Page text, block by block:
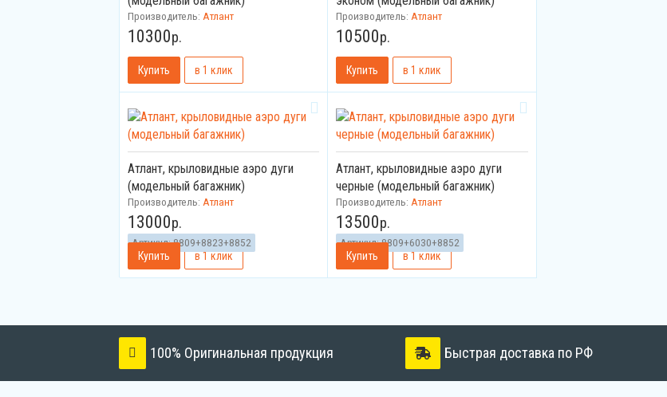
Производитель: Атлант
10300р.
Производитель: Атлант
10500р.
Атлант, крыловидные аэро дуги
(модельный багажник)
Артикул:8809+8823+8852
Производитель: Атлант
13000р.
Атлант, крыловидные аэро дуги
черные (модельный багажник)
Артикул:8809+6030+8852
Производитель: Атлант
13500р.
100% Оригинальная продукция Быстрая доставка по РФ